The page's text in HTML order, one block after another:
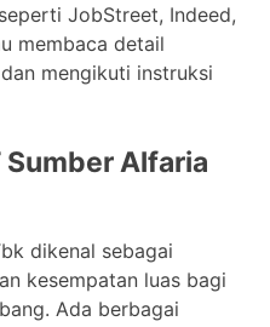
JobStreet, Indeed,
membaca detail
mengikuti instruksi
Sumber Alfaria
dikenal sebagai
kesempatan luas bagi
Ada berbagai